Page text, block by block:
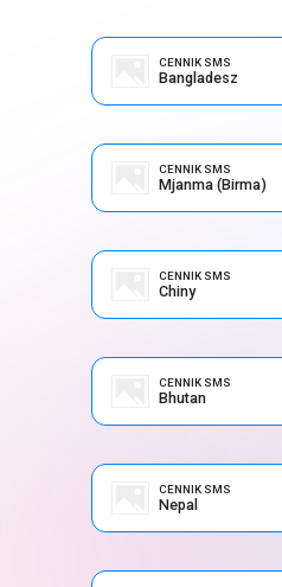
CENNIK SMS
Bangladesz
CENNIK SMS
Mjanma (Birma)
CENNIK SMS
Chiny
CENNIK SMS
Bhutan
CENNIK SMS
Nepal